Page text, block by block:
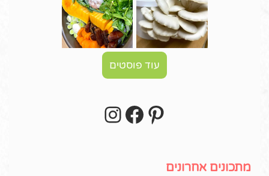
עוד פוסטים
Pinterest
Facebook
מתכונים אחרונים